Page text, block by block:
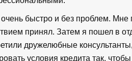
быстро и без проблем. Мне
принял. Затем я пошел в
дружелюбные
условия кредита так,